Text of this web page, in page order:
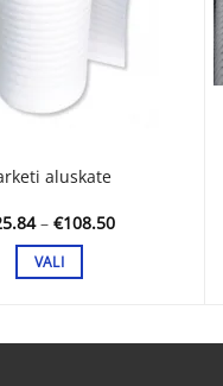
aluskate
– €108.50Hinnavahemik:
VALI
on